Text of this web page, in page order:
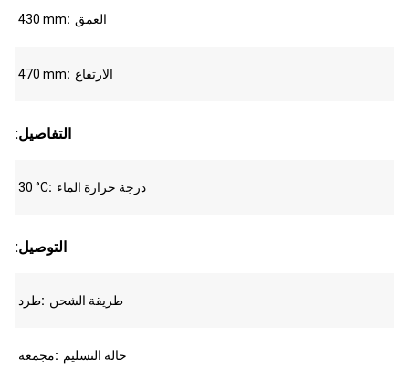
430 mm العمق
470 mm الارتفاع
:التفاصيل
30 °C درجة حرارة الماء
:التوصيل
طرد طريقة الشحن
مجمعة حالة التسليم